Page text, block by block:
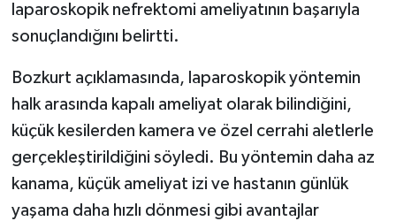
laparoskopik nefrektomi ameliyatının başarıyla
sonuçlandığını belirtti.
Bozkurt açıklamasında, laparoskopik yöntemin
halk arasında kapalı ameliyat olarak bilindiğini,
küçük kesilerden kamera ve özel cerrahi aletlerle
gerçekleştirildiğini söyledi. Bu yöntemin daha az
kanama, küçük ameliyat izi ve hastanın günlük
yaşama daha hızlı dönmesi gibi avantajlar